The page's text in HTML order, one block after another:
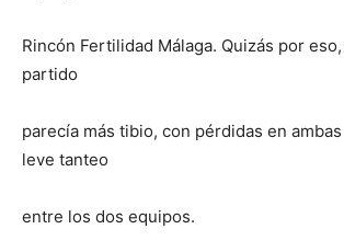
Rincón Fertilidad Málaga. Quizás por
partido
parecía más tibio, con pérdidas en
leve tanteo
entre los dos equipos.